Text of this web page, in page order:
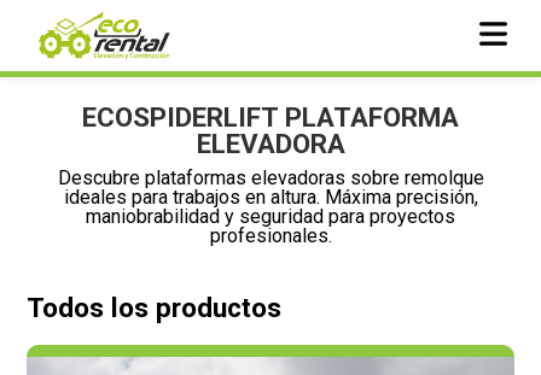
ECOSPIDERLIFT PLATAFORMA
ELEVADORA
Descubre plataformas elevadoras sobre remolque
ideales para trabajos en altura. Máxima precisión,
maniobrabilidad y seguridad para proyectos
profesionales.
Todos los productos